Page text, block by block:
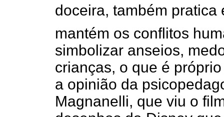
doceira, também pratica
mantém os conflitos
simbolizar anseios,
crianças, o que é
a opinião da
Magnanelli, que viu o